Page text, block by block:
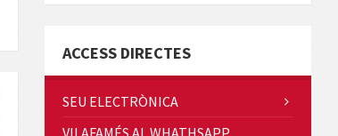
ACCESS DIRECTES
SEU ELECTRÒNICA